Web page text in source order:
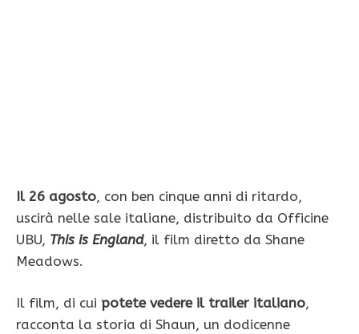
Il 26 agosto, con ben cinque anni di ritardo,
uscirà nelle sale italiane, distribuito da Officine
UBU, This is England, il film diretto da Shane
Meadows.
Il film, di cui potete vedere il trailer italiano,
racconta la storia di Shaun, un dodicenne